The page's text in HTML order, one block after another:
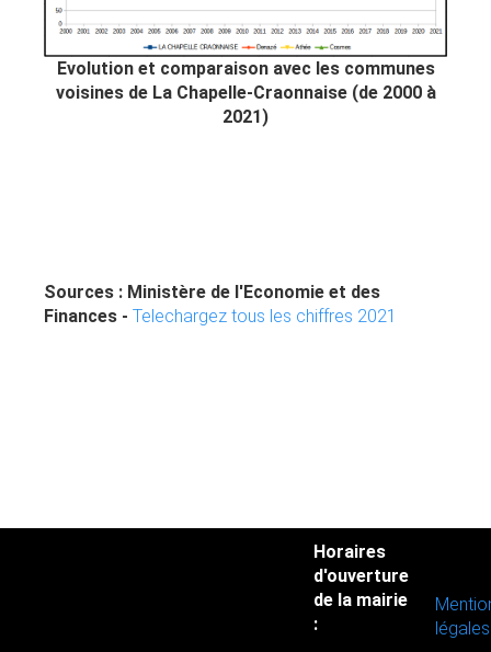
Evolution et comparaison avec les communes
voisines de La Chapelle-Craonnaise (de 2000 à
2021)
Sources : Ministère de l'Economie et des
Finances - Telechargez tous les chiffres 2021
Horaires
d'ouverture
de la mairie
:
légales